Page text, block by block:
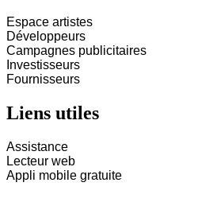
Espace artistes
Développeurs
Campagnes publicitaires
Investisseurs
Fournisseurs
Liens utiles
Assistance
Lecteur web
Appli mobile gratuite